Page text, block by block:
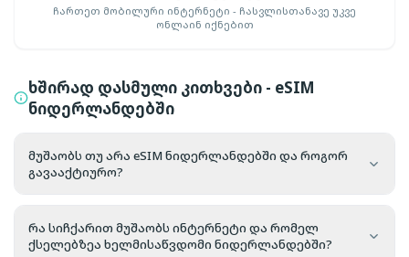
ჩართეთ მობილური ინტერნეტი - ჩასვლისთანავე უკვე
ონლაინ იქნებით
ხშირად დასმული კითხვები - eSIM
ნიდერლანდებში
მუშაობს თუ არა eSIM ნიდერლანდებში და როგორ
გავააქტიურო?
რა სიჩქარით მუშაობს ინტერნეტი და რომელ
ქსელებზეა ხელმისაწვდომი ნიდერლანდებში?